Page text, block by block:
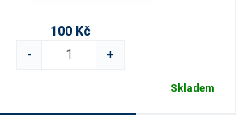
100 Kč
-
+
Skladem